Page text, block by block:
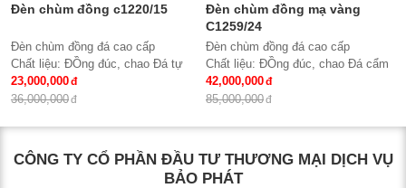
Đèn chùm đồng c1220/15
Đèn chùm đồng đá cao cấp
Chất liệu: ĐỒng đúc, chao Đá tự
nhiên
Số lượng tay : 15 tay
Bóng đèn: Bóng led tiết kiệm điện
E14*15
Bảo hành: 2 năm
23,000,000
36,000,000
Đèn chùm đồng mạ vàng
C1259/24
Đèn chùm đồng đá cao cấp
Chất liệu: ĐỒng đúc, chao Đá cẩm
thạch trắng tự nhiên
Số lượng tay : 24 tay
Bóng đèn: Bóng led tiết kiệm điện
Bảo hành: 2 năm
42,000,000
85,000,000
CÔNG TY CỔ PHẦN ĐẦU TƯ THƯƠNG MẠI DỊCH VỤ
BẢO PHÁT